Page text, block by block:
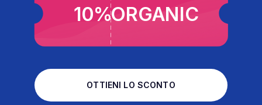
10%ORGANIC
OTTIENI LO SCONTO